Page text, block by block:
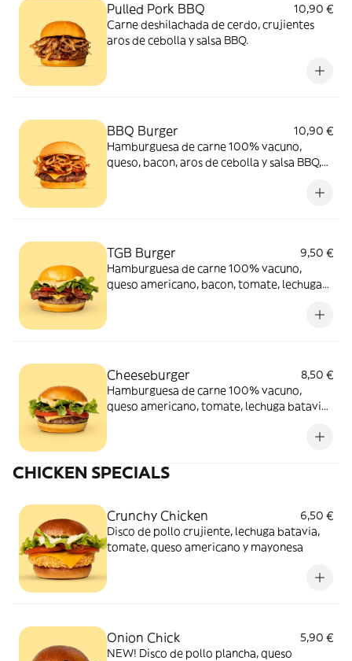
Pulled Pork BBQ
10,90 €
Carne deshilachada de cerdo, crujientes
aros de cebolla y salsa BBQ.
BBQ Burger
10,90 €
Hamburguesa de carne 100% vacuno,
queso, bacon, aros de cebolla y salsa BBQ,
TGB Burger
9,50 €
Hamburguesa de carne 100% vacuno,
queso americano, bacon, tomate, lechuga
Cheeseburger
8,50 €
Hamburguesa de carne 100% vacuno,
queso americano, tomate, lechuga batavia
CHICKEN SPECIALS
Crunchy Chicken
6,50 €
Disco de pollo crujiente, lechuga batavia,
tomate, queso americano y mayonesa
Onion Chick
5,90 €
NEW! Disco de pollo plancha, queso